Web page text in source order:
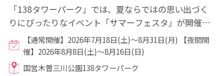
「138タワーパーク」では、夏ならではの思い出づく
りにぴったりなイベント「サマーフェスタ」が開催さ
れます。 期間の前半は「昆虫」、後半は「妖...
【通常開催】2026年7月18日(土)～8月31日(月) 【夜間開
催】2026年8月8日(土)～8月16日(日)
国営木曽三川公園138タワーパーク